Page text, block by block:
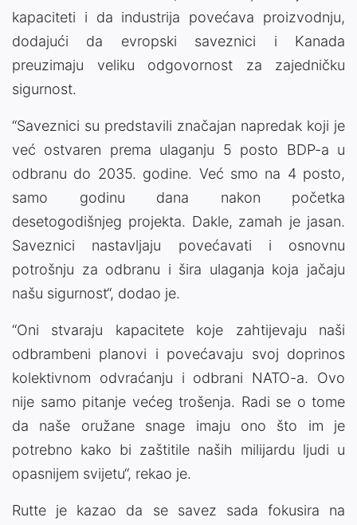
kapaciteti i da industrija povećava proizvodnju,
dodajući da evropski saveznici i Kanada
preuzimaju veliku odgovornost za zajedničku
sigurnost.
“Saveznici su predstavili značajan napredak koji je
već ostvaren prema ulaganju 5 posto BDP-a u
odbranu do 2035. godine. Već smo na 4 posto,
samo godinu dana nakon početka
desetogodišnjeg projekta. Dakle, zamah je jasan.
Saveznici nastavljaju povećavati i osnovnu
potrošnju za odbranu i šira ulaganja koja jačaju
našu sigurnost“, dodao je.
“Oni stvaraju kapacitete koje zahtijevaju naši
odbrambeni planovi i povećavaju svoj doprinos
kolektivnom odvraćanju i odbrani NATO-a. Ovo
nije samo pitanje većeg trošenja. Radi se o tome
da naše oružane snage imaju ono što im je
potrebno kako bi zaštitile naših milijardu ljudi u
opasnijem svijetu“, rekao je.
Rutte je kazao da se savez sada fokusira na